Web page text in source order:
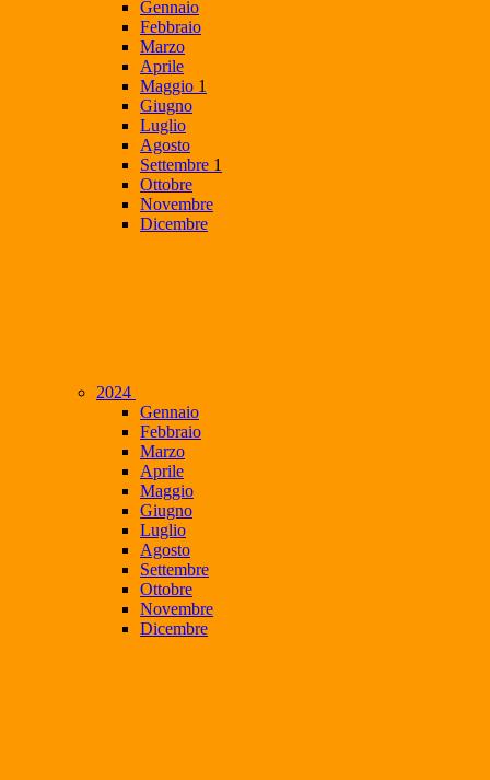
Gennaio
Febbraio
Marzo
Aprile
Maggio 1
Giugno
Luglio
Agosto
Settembre 1
Ottobre
Novembre
Dicembre
2024
Gennaio
Febbraio
Marzo
Aprile
Maggio
Giugno
Luglio
Agosto
Settembre
Ottobre
Novembre
Dicembre